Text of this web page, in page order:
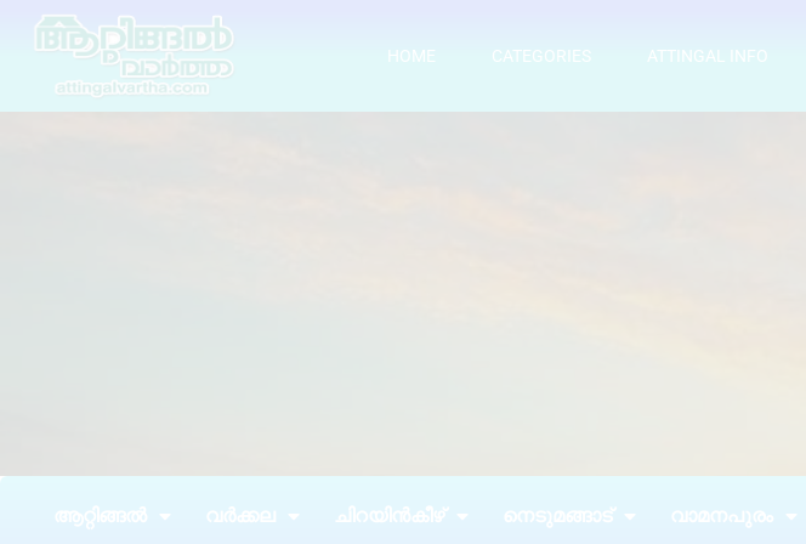
HOME CATEGORIES ATTINGAL INFO
ആറ്റിങ്ങൽ വർക്കല ചിറയിൻകീഴ് നെടുമങ്ങാട് വാമനപുരം